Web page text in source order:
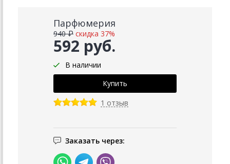
Парфюмерия
592 руб.
940 ₽ скидка 37%
В наличии
1 отзыв
Заказать через: